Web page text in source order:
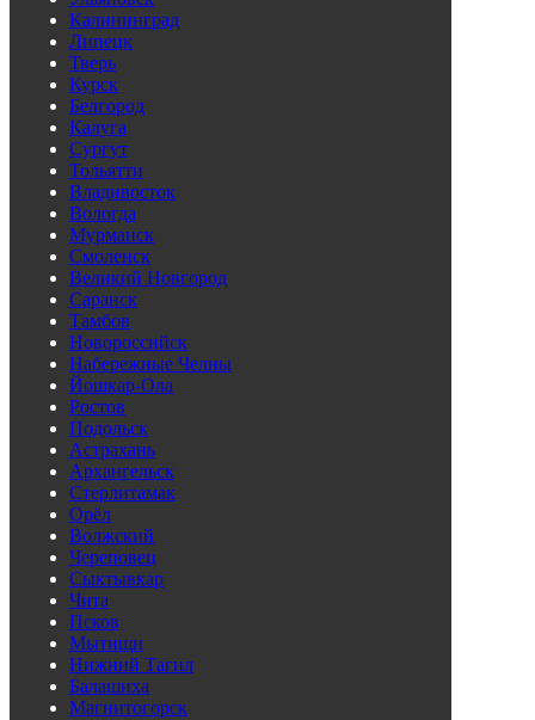
Калининград
Липецк
Тверь
Курск
Белгород
Калуга
Сургут
Тольятти
Владивосток
Вологда
Мурманск
Смоленск
Великий Новгород
Саранск
Тамбов
Новороссийск
Набережные Челны
Йошкар-Ола
Ростов
Подольск
Астрахань
Архангельск
Стерлитамак
Орёл
Волжский
Череповец
Сыктывкар
Чита
Псков
Мытищи
Нижний Тагил
Балашиха
Магнитогорск